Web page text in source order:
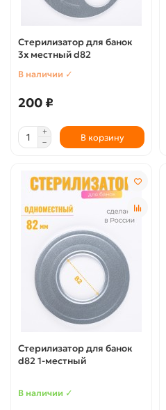
Стерилизатор для банок
3х местный d82
В наличии ✓
200 ₽
В корзину
Стерилизатор для банок
d82 1-местный
В наличии ✓